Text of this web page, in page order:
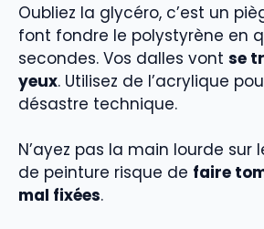
Oubliez la glycéro, c’est un
font fondre le polystyrène en
secondes. Vos dalles vont se
yeux. Utilisez de l’acrylique
désastre technique.
N’ayez pas la main lourde sur
de peinture risque de faire
mal fixées.